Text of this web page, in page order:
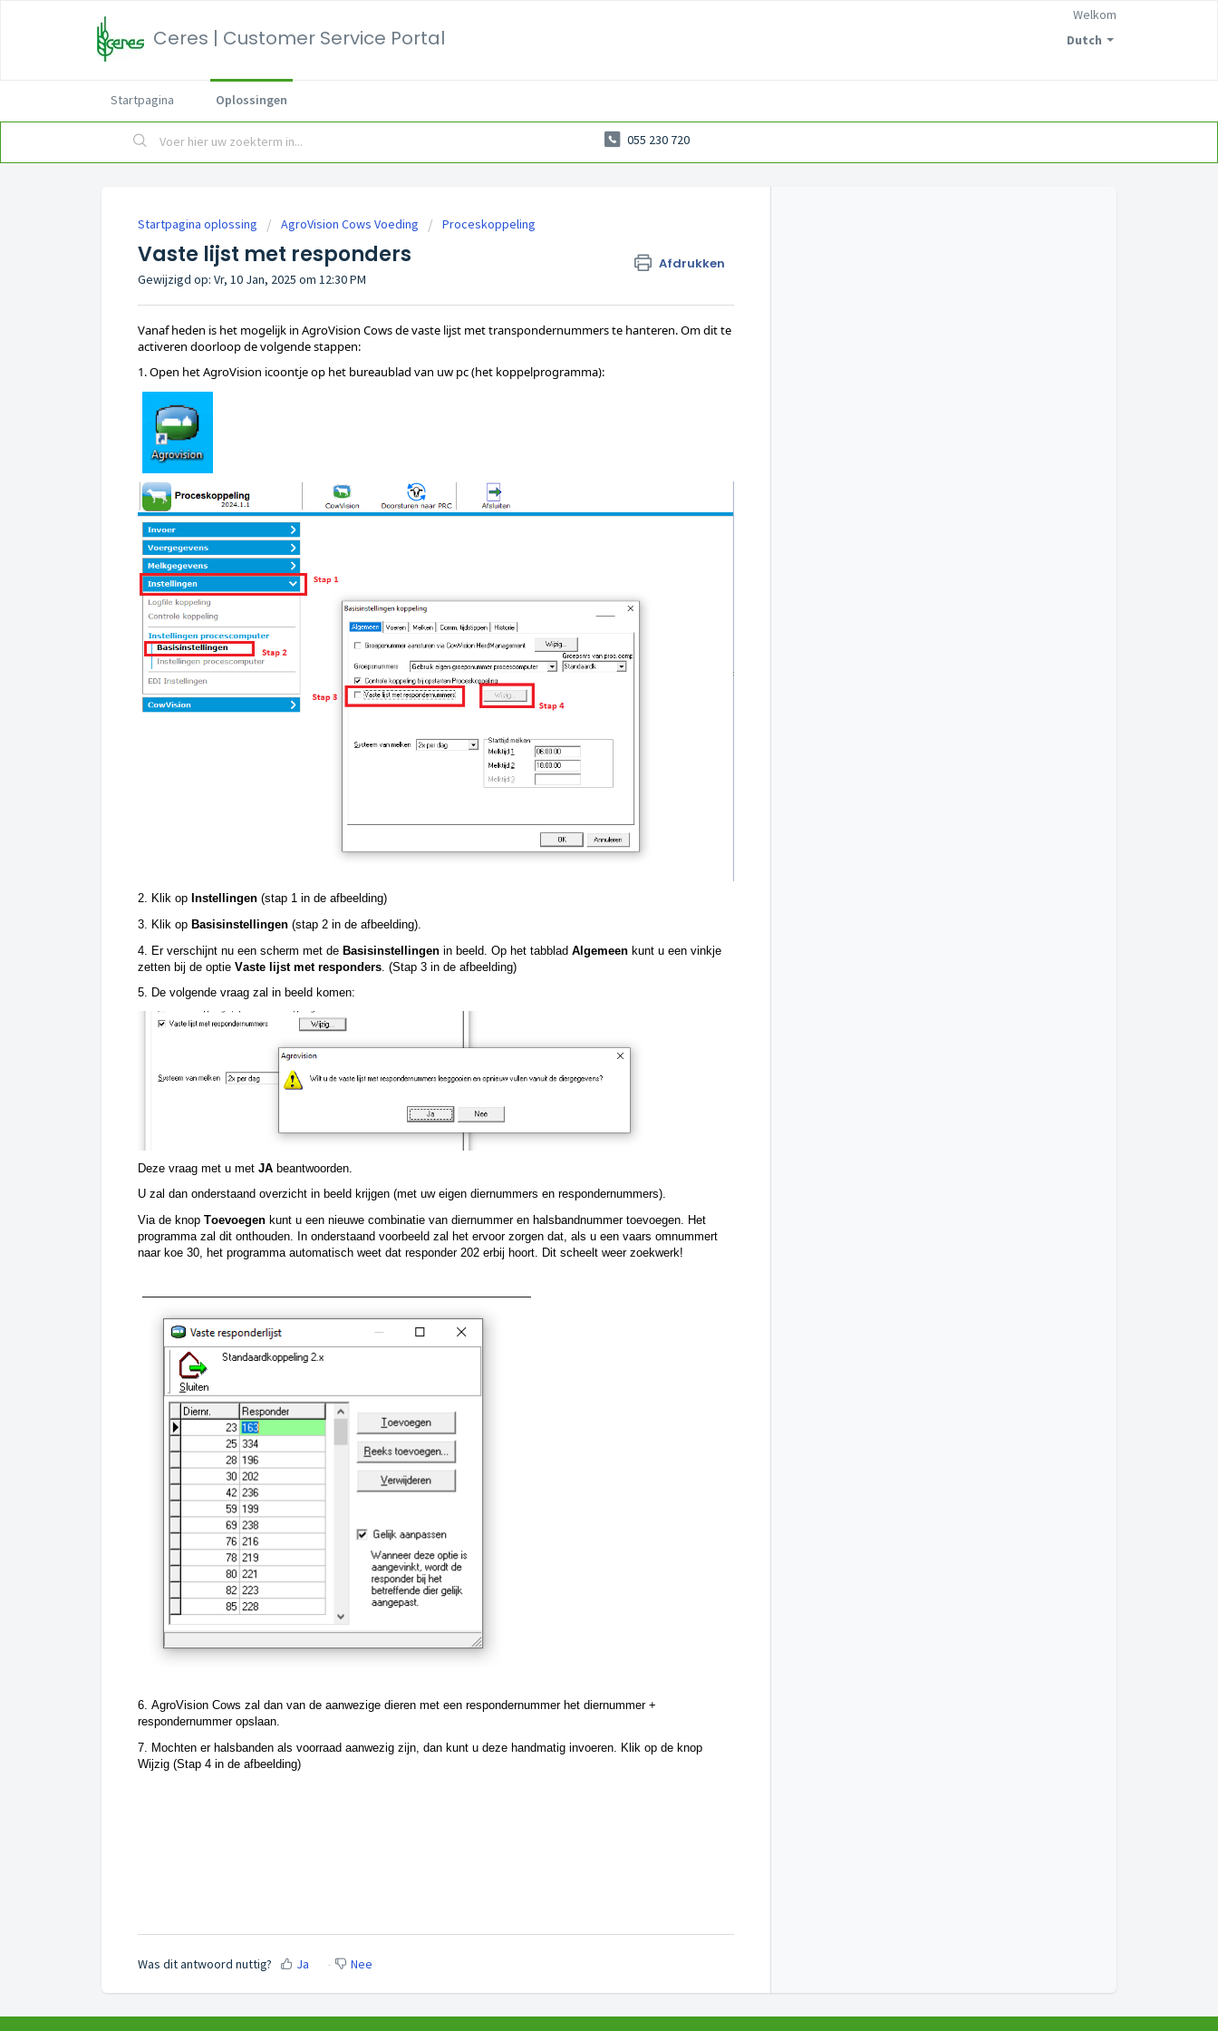
Ceres | Customer Service Portal Dutch
Welkom
Startpagina Oplossingen
055 230 720
Startpagina oplossing AgroVision Cows Voeding Proceskoppeling
Vaste lijst met responders Afdrukken
Gewijzigd op: Vr, 10 Jan, 2025 om 12:30 PM
Vanaf heden is het mogelijk in AgroVision Cows de vaste lijst met transpondernummers te hanteren. Om dit te
activeren doorloop de volgende stappen:
1. Open het AgroVision icoontje op het bureaublad van uw pc (het koppelprogramma):
2. Klik op Instellingen (stap 1 in de afbeelding)
3. Klik op Basisinstellingen (stap 2 in de afbeelding).
4. Er verschijnt nu een scherm met de Basisinstellingen in beeld. Op het tabblad Algemeen kunt u een vinkje
zetten bij de optie Vaste lijst met responders . (Stap 3 in de afbeelding)
5. De volgende vraag zal in beeld komen:
Deze vraag met u met JA beantwoorden.
U zal dan onderstaand overzicht in beeld krijgen (met uw eigen diernummers en respondernummers).
Via de knop Toevoegen kunt u een nieuwe combinatie van diernummer en halsbandnummer toevoegen. Het
programma zal dit onthouden. In onderstaand voorbeeld zal het ervoor zorgen dat, als u een vaars omnummert
naar koe 30, het programma automatisch weet dat responder 202 erbij hoort. Dit scheelt weer zoekwerk!
6. AgroVision Cows zal dan van de aanwezige dieren met een respondernummer het diernummer +
respondernummer opslaan.
7. Mochten er halsbanden als voorraad aanwezig zijn, dan kunt u deze handmatig invoeren. Klik op de knop
Wijzig (Stap 4 in de afbeelding)
Was dit antwoord nuttig? Ja Nee